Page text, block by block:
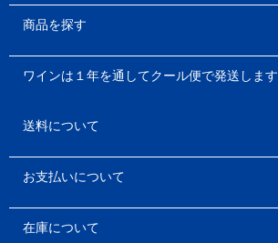
商品を探す
ワインは１年を通してクール便で発送します
送料について
お支払いについて
在庫について